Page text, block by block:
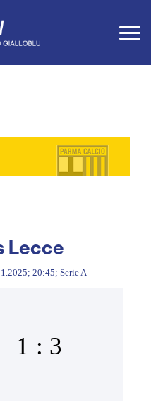
Lecce
20:45; Serie A
1 : 3